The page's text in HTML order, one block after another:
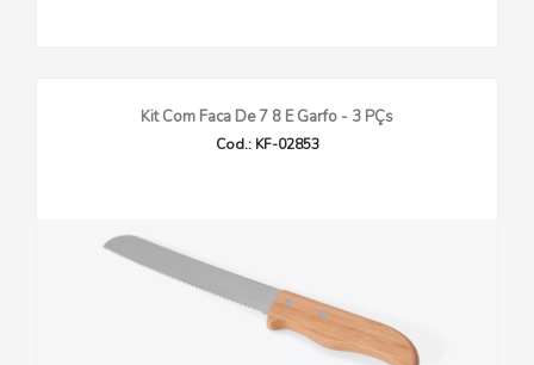
Kit Com Faca De 7 8 E Garfo - 3 PÇs
Cod.: KF-02853